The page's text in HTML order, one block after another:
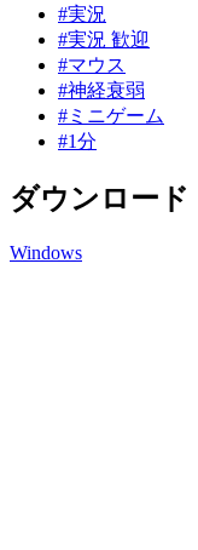
#実況
#実況 歓迎
#マウス
#神経衰弱
#ミニゲーム
#1分
ダウンロード
Windows